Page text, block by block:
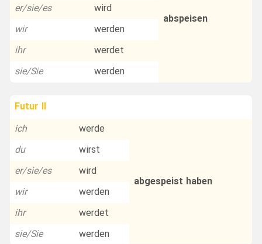
abspeisen
er/sie/es
wird
wir
werden
ihr
werdet
sie/Sie
werden
Futur II
ich
werde
abgespeist haben
du
wirst
er/sie/es
wird
wir
werden
ihr
werdet
sie/Sie
werden